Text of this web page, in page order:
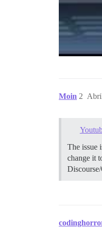
Moin 2
The issue
change it